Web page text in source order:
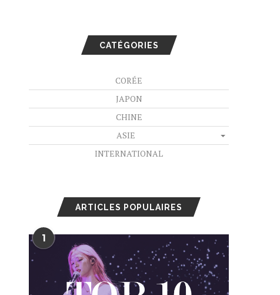
CATÉGORIES
CORÉE
JAPON
CHINE
ASIE
INTERNATIONAL
ARTICLES POPULAIRES
1